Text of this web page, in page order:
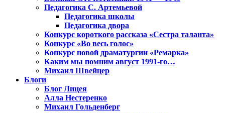
Педагогика С. Артемьевой
Педагогика школы
Педагогика двора
Конкурс короткого рассказа «Сестра таланта»
Конкурс «Во весь голос»
Конкурс новой драматургии «Ремарка»
Каким мы помним август 1991-го…
Михаил Швейцер
Блоги
Блог Лицея
Алла Нестеренко
Михаил Гольденберг